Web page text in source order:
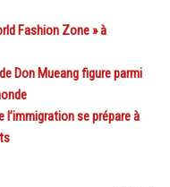
Fashion Zone » à
Don Mueang figure parmi
l’immigration se prépare à